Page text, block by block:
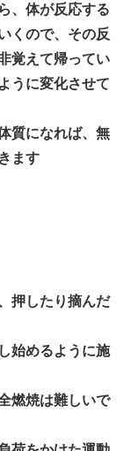
、体が反応する
くので、その反
覚えて帰ってい
うに変化させて
質になれば、無
ます
押したり摘んだ
始めるように施
燃焼は難しいで